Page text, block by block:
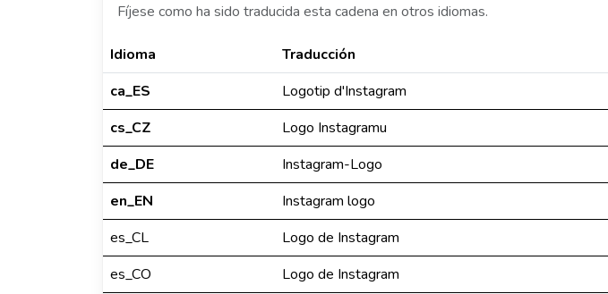
Fíjese como ha sido traducida esta cadena en otros idiomas.
Idioma Traducción
ca_ES
Logotip d'Instagram
cs_CZ
Logo Instagramu
de_DE
Instagram-Logo
en_EN
Instagram logo
es_CL
Logo de Instagram
es_CO
Logo de Instagram